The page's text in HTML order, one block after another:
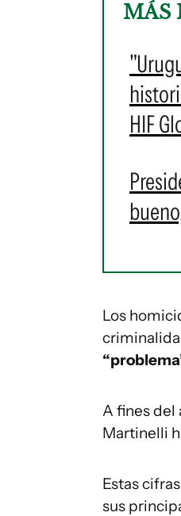
MÁS
HIF
Los
A fines del
Martinelli
Estas
sus